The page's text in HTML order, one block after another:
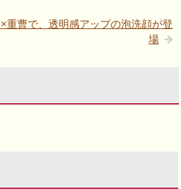
重曹で、透明感アップの泡洗顔が登
場